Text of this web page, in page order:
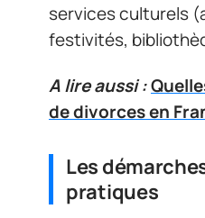
services culturels
festivités,
A lire aussi :
de divorces en
Les
pratiques